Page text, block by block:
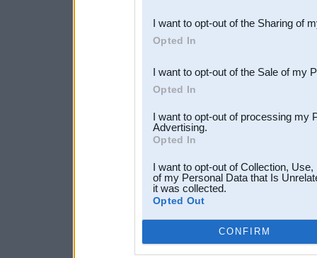
Downstream Participants
third parties.
I want to opt-out of the Sharing of
Opted In
I want to opt-out of the Sale of my
Opted In
I want to opt-out of processing my
Advertising.
Opted In
I want to opt-out of Collection,
of my Personal Data that Is
it was collected.
Opted Out
CONFIRM